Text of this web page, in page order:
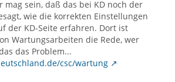
mag sein, daß das bei KD noch der
wie die korrekten Einstellungen
der KD-Seite erfahren. Dort ist
Wartungsarbeiten die Rede, wer
das Problem...
csc/wartung